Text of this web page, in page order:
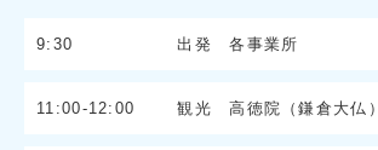
9:30 出発 各事業所
11:00-12:00 観光 高徳院（鎌倉大仏）